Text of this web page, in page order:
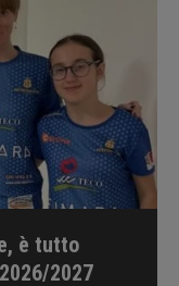
è tutto
2027